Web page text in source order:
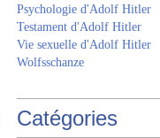
Psychologie d'Adolf Hitler
Testament d'Adolf Hitler
Vie sexuelle d'Adolf Hitler
Wolfsschanze
Catégories